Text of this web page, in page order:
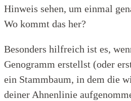
Hinweis sehen, um einmal
Wo kommt das her?
Besonders hilfreich ist es,
Genogramm erstellst (oder
ein Stammbaum, in dem die
deiner Ahnenlinie